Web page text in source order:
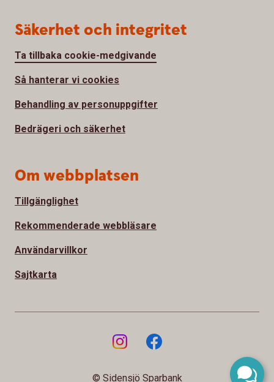
Säkerhet och integritet
Ta tillbaka cookie-medgivande
Så hanterar vi cookies
Behandling av personuppgifter
Bedrägeri och säkerhet
Om webbplatsen
Tillgänglighet
Rekommenderade webbläsare
Användarvillkor
Sajtkarta
© Sidensjö Sparbank